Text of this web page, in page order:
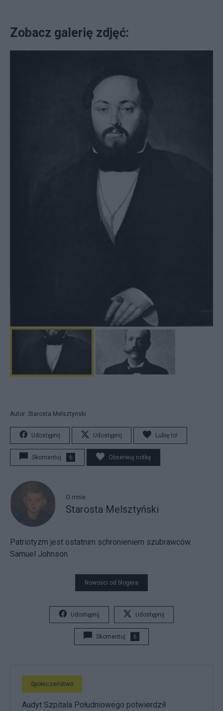
Zobacz galerię zdjęć:
Autor: Starosta Melsztyński
Udostępnij Udostępnij Lubię to!
Skomentuj 6 Obserwuj notkę
O mnie
Starosta Melsztyński
Patriotyzm jest ostatnim schronieniem szubrawców.
Samuel Johnson
Nowości od blogera
Udostępnij Udostępnij
Skomentuj 6
Społeczeństwo
Audyt Szpitala Południowego potwierdził